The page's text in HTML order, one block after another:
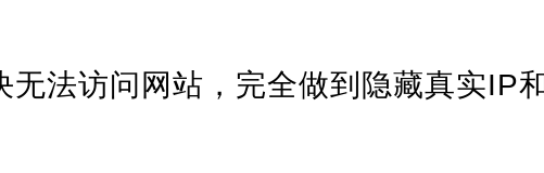
无法访问网站，完全做到隐藏真实IP